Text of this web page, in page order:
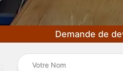
Demande de